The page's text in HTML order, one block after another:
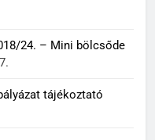
24. – Mini bölcsőde
tájékoztató